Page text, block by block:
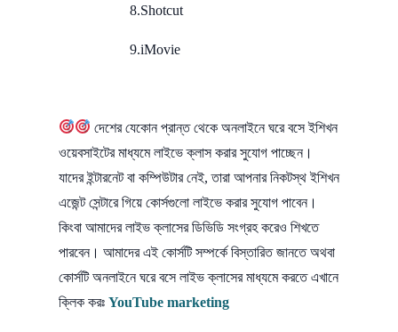
8.Shotcut
9.iMovie
দেশের যেকোন প্রান্ত থেকে অনলাইনে ঘরে বসে ইশিখন
ওয়েবসাইটের মাধ্যমে লাইভে ক্লাস করার সুযোগ পাচ্ছেন।
যাদের ইন্টারনেট বা কম্পিউটার নেই, তারা আপনার নিকটস্থ ইশিখন
এজেন্ট সেন্টারে গিয়ে কোর্সগুলো লাইভে করার সুযোগ পাবেন।
কিংবা আমাদের লাইভ ক্লাসের ডিভিডি সংগ্রহ করেও শিখতে
পারবেন। আমাদের এই কোর্সটি সম্পর্কে বিস্তারিত জানতে অথবা
কোর্সটি অনলাইনে ঘরে বসে লাইভ ক্লাসের মাধ্যমে করতে এখানে
ক্লিক করঃ YouTube marketing